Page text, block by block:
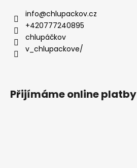
info@chlupackov.cz
+420777240895
chlupáčkov
v_chlupackove/
Přijímáme online platby